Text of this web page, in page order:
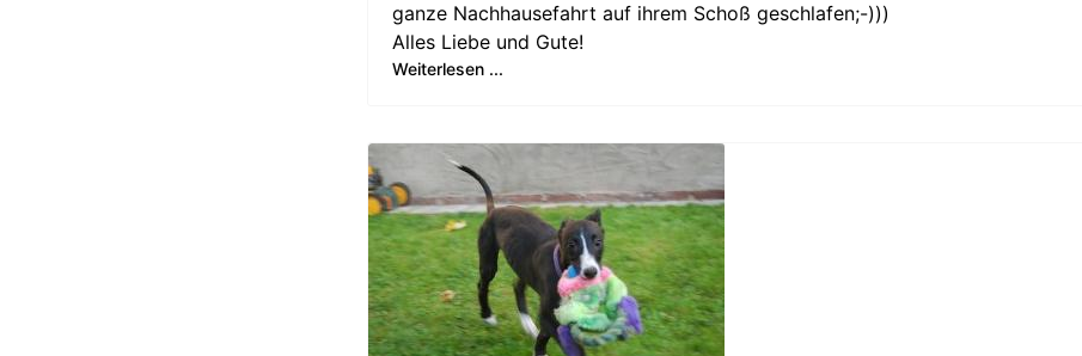
ganze Nachhausefahrt auf ihrem Schoß geschlafen;-)))
Alles Liebe und Gute!
Weiterlesen ...